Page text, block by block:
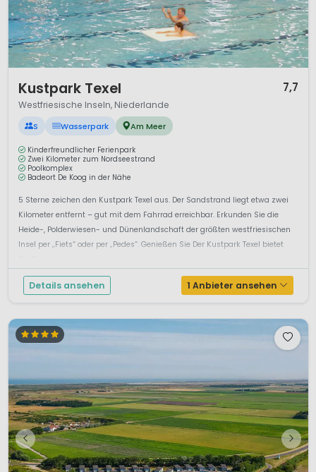
Kustpark Texel 7,7
Westfriesische Inseln, Niederlande
S Wasserpark Am Meer
Kinderfreundlicher Ferienpark
Zwei Kilometer zum Nordseestrand
Poolkomplex
Badeort De Koog in der Nähe
5 Sterne zeichen den Kustpark Texel aus. Der Sandstrand liegt etwa zwei
Kilometer entfernt – gut mit dem Fahrrad erreichbar. Erkunden Sie die
Heide-, Polderwiesen- und Dünenlandschaft der größten westfriesischen
Insel per „Fiets“ oder per „Pedes“. Genießen Sie Der Kustpark Texel bietet
Details ansehen 1 Anbieter ansehen